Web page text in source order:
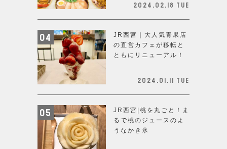
2024.02.18 Tue
JR西宮｜大人気青果店
の直営カフェが移転と
ともにリニューアル！
2024.01.11 Tue
JR西宮|桃を丸ごと！ま
るで桃のジュースのよ
うなかき氷